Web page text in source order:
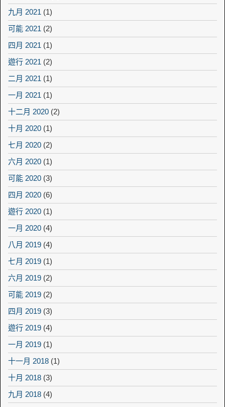
九月 2021 (1)
可能 2021 (2)
四月 2021 (1)
遊行 2021 (2)
二月 2021 (1)
一月 2021 (1)
十二月 2020 (2)
十月 2020 (1)
七月 2020 (2)
六月 2020 (1)
可能 2020 (3)
四月 2020 (6)
遊行 2020 (1)
一月 2020 (4)
八月 2019 (4)
七月 2019 (1)
六月 2019 (2)
可能 2019 (2)
四月 2019 (3)
遊行 2019 (4)
一月 2019 (1)
十一月 2018 (1)
十月 2018 (3)
九月 2018 (4)